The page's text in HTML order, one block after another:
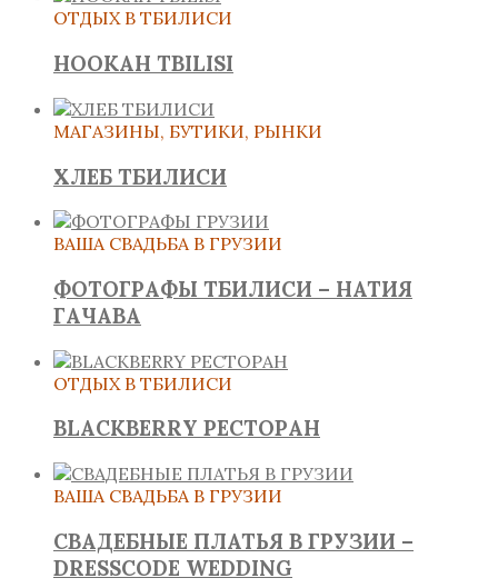
ОТДЫХ В ТБИЛИСИ
HOOKAH TBILISI
МАГАЗИНЫ, БУТИКИ, РЫНКИ
ХЛЕБ ТБИЛИСИ
ВАША СВАДЬБА В ГРУЗИИ
ФОТОГРАФЫ ТБИЛИСИ – НАТИЯ
ГАЧАВА
ОТДЫХ В ТБИЛИСИ
BLACKBERRY РЕСТОРАН
ВАША СВАДЬБА В ГРУЗИИ
СВАДЕБНЫЕ ПЛАТЬЯ В ГРУЗИИ –
DRESSCODE WEDDING